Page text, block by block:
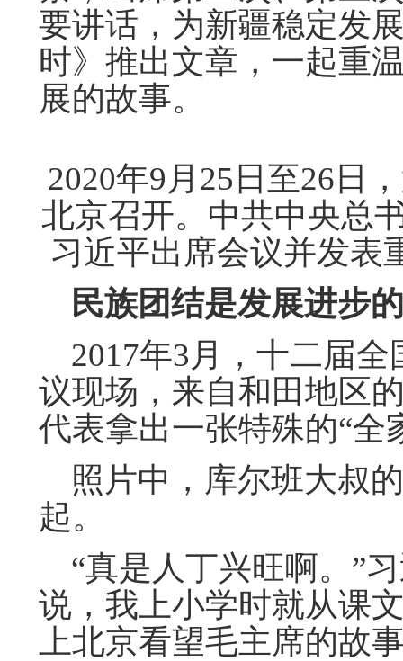
要讲话，为新疆稳定发
时》推出文章，一起重
展的故事。
2020年9月25日至26日
北京召开。中共中央总
习近平出席会议并发表
民族团结是发展进步
2017年3月，十二届全
议现场，来自和田地区
代表拿出一张特殊的“全
照片中，库尔班大叔
起。
“真是人丁兴旺啊。”
说，我上小学时就从课
上北京看望毛主席的故